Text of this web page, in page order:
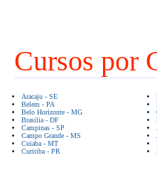
Cursos por
Aracaju - SE
Belem - PA
Belo Horizonte - MG
Brasilia - DF
Campinas - SP
Campo Grande - MS
Cuiaba - MT
Curitiba - PR